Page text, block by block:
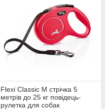
Flexi Classic M стрічка 5
метрів до 25 кг повідець-
рулетка для собак